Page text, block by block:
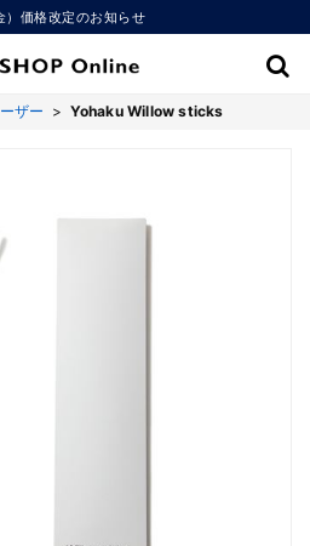
）価格改定のお知らせ
ザー > Yohaku Willow sticks